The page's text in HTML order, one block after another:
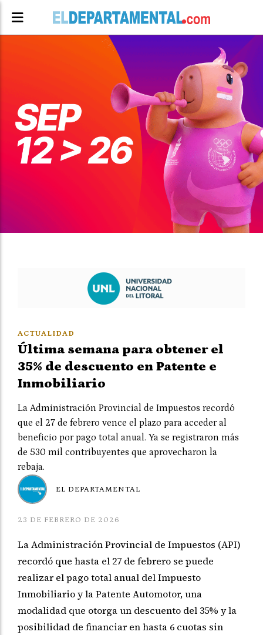
Última semana para obtener el
35% de descuento en Patente e
Inmobiliario
La Administración Provincial de Impuestos recordó
que el 27 de febrero vence el plazo para acceder al
beneficio por pago total anual. Ya se registraron más
de 530 mil contribuyentes que aprovecharon la
rebaja.
ACTUALIDAD
23 DE FEBRERO DE 2026
EL DEPARTAMENTAL
La Administración Provincial de Impuestos (API)
recordó que hasta el 27 de febrero se puede
realizar el pago total anual del Impuesto
Inmobiliario y la Patente Automotor, una
modalidad que otorga un descuento del 35% y la
posibilidad de financiar en hasta 6 cuotas sin